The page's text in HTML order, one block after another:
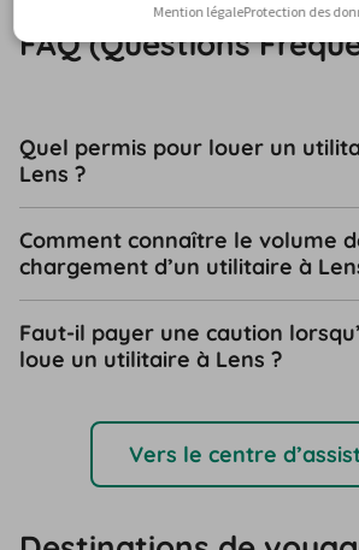
FAQ (Questions
Quel permis pour louer un
Lens ?
Comment connaître le volume
chargement d’un utilitaire à
Faut-il payer une caution
loue un utilitaire à Lens ?
Vers le centre
Mention légaleProtection des